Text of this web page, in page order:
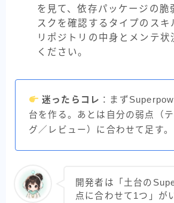
を見て、依存パッケージの脆
スクを確認するタイプのスキ
リポジトリの中身とメンテ状
ください。
迷ったらコレ ：まず
台を作る。あとは自分の弱点（
グ／レビュー）に合わせて足す。
開発者は「土台の
点に合わせて1つ」が